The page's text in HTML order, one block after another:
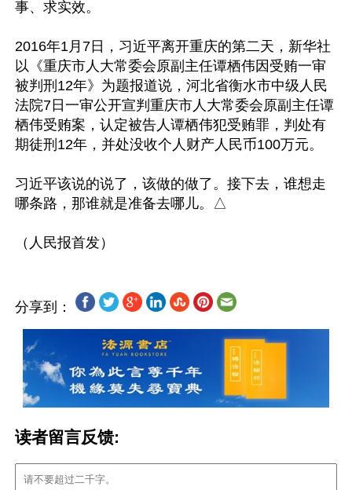
事、求实效。
2016年1月7日，习近平离开重庆的第二天，新华社
以《重庆市人大常委会原副主任谭栖伟因受贿一审
被判刑12年》为题报道说，河北省衡水市中级人民
法院7日一审公开宣判重庆市人大常委会原副主任谭
栖伟受贿案，认定被告人谭栖伟犯受贿罪，判处有
期徒刑12年，并处没收个人财产人民币100万元。
习近平该说的说了，该做的做了。接下去，谁想走
哪条路，那谁就是准备去哪儿。△
分享到：
读者留言反馈: